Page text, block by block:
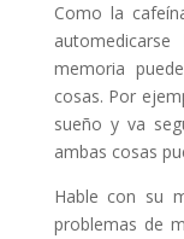
Como la
memoria
cosas. Por
sueño y va
ambas cosas
Hable con su
problemas de